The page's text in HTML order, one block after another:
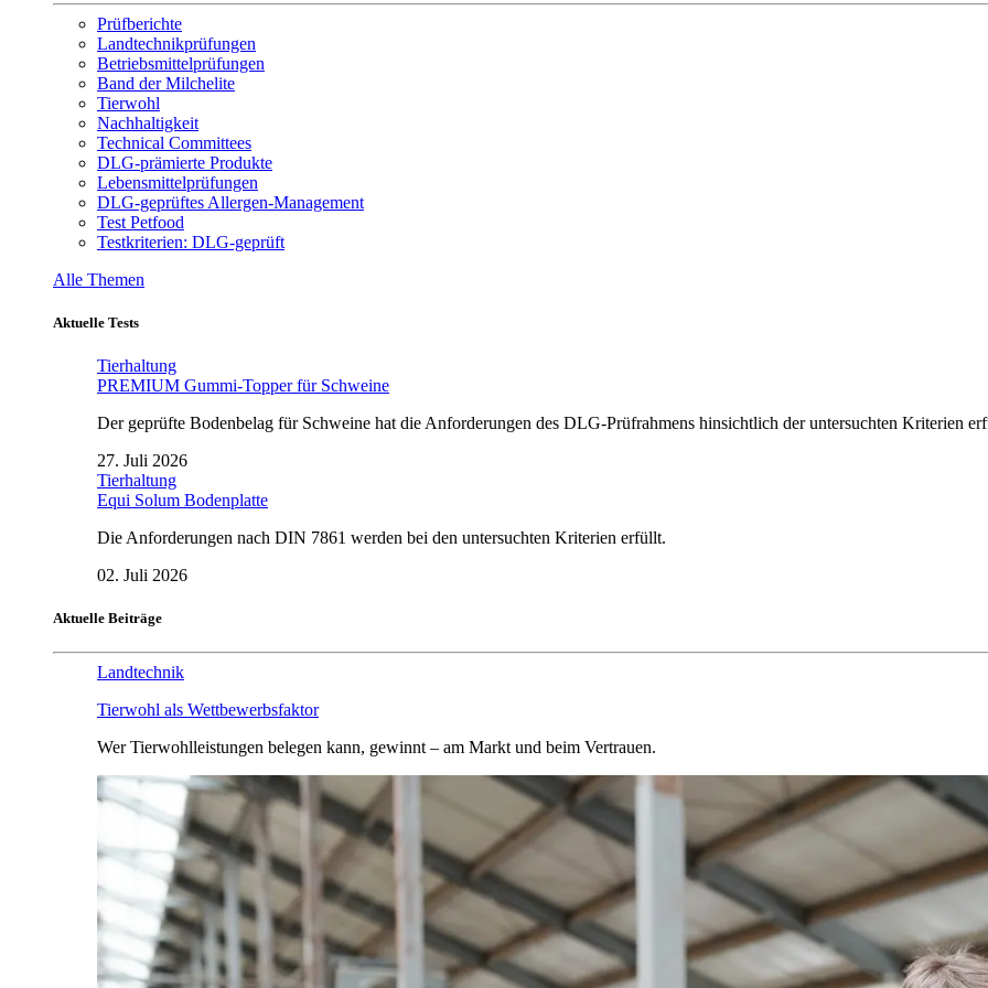
Prüfberichte
Landtechnikprüfungen
Betriebsmittelprüfungen
Band der Milchelite
Tierwohl
Nachhaltigkeit
Technical Committees
DLG-prämierte Produkte
Lebensmittelprüfungen
DLG-geprüftes Allergen-Management
Test Petfood
Testkriterien: DLG-geprüft
Alle Themen
Aktuelle Tests
Tierhaltung
PREMIUM Gummi-Topper für Schweine
Der geprüfte Bodenbelag für Schweine hat die Anforderungen des DLG-Prüfrahmens hinsichtlich der untersuchten Kriterien
27. Juli 2026
Tierhaltung
Equi Solum Bodenplatte
Die Anforderungen nach DIN 7861 werden bei den untersuchten Kriterien erfüllt.
02. Juli 2026
Aktuelle Beiträge
Landtechnik
Tierwohl als Wettbewerbsfaktor
Wer Tierwohlleistungen belegen kann, gewinnt – am Markt und beim Vertrauen.